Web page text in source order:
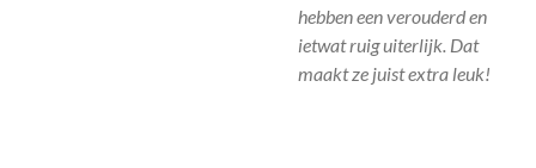
hebben een verouderd en
ietwat ruig uiterlijk. Dat
maakt ze juist extra leuk!